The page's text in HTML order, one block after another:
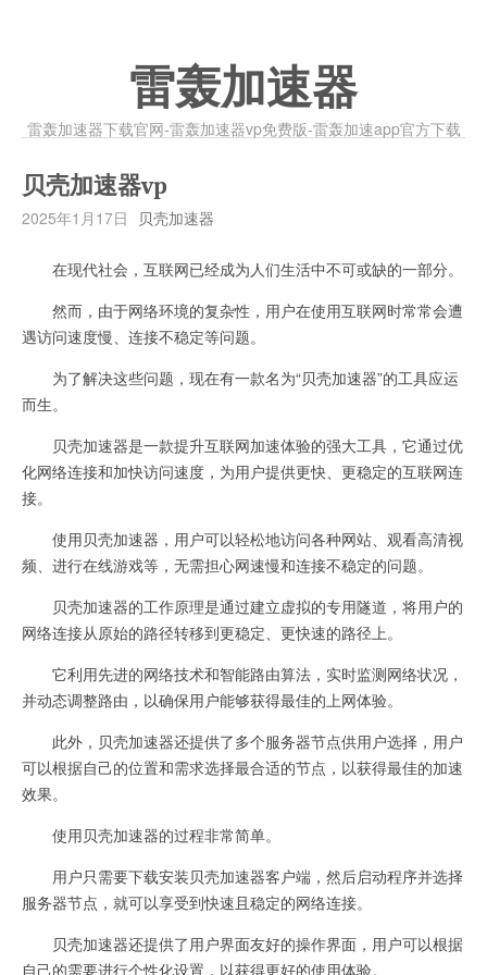
雷轰加速器
雷轰加速器下载官网-雷轰加速器vp免费版-雷轰加速app官方下载
贝壳加速器vp
2025年1月17日 贝壳加速器
在现代社会，互联网已经成为人们生活中不可或缺的一部分。
然而，由于网络环境的复杂性，用户在使用互联网时常常会遭
遇访问速度慢、连接不稳定等问题。
为了解决这些问题，现在有一款名为“贝壳加速器”的工具应运
而生。
贝壳加速器是一款提升互联网加速体验的强大工具，它通过优
化网络连接和加快访问速度，为用户提供更快、更稳定的互联网连
接。
使用贝壳加速器，用户可以轻松地访问各种网站、观看高清视
频、进行在线游戏等，无需担心网速慢和连接不稳定的问题。
贝壳加速器的工作原理是通过建立虚拟的专用隧道，将用户的
网络连接从原始的路径转移到更稳定、更快速的路径上。
它利用先进的网络技术和智能路由算法，实时监测网络状况，
并动态调整路由，以确保用户能够获得最佳的上网体验。
此外，贝壳加速器还提供了多个服务器节点供用户选择，用户
可以根据自己的位置和需求选择最合适的节点，以获得最佳的加速
效果。
使用贝壳加速器的过程非常简单。
用户只需要下载安装贝壳加速器客户端，然后启动程序并选择
服务器节点，就可以享受到快速且稳定的网络连接。
贝壳加速器还提供了用户界面友好的操作界面，用户可以根据
自己的需要进行个性化设置，以获得更好的使用体验。